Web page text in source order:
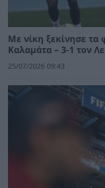
Με νίκη ξεκίνησε τα
Καλαμάτα – 3-1 τον
25/07/2026 09:43